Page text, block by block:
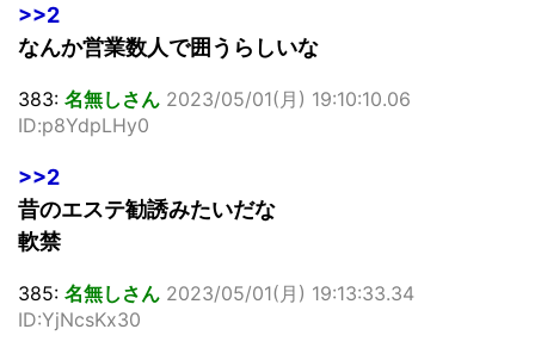
>>2
なんか営業数人で囲うらしいな
383: 名無しさん 2023/05/01(月) 19:10:10.06
ID:p8YdpLHy0
>>2
昔のエステ勧誘みたいだな
軟禁
385: 名無しさん 2023/05/01(月) 19:13:33.34
ID:YjNcsKx30